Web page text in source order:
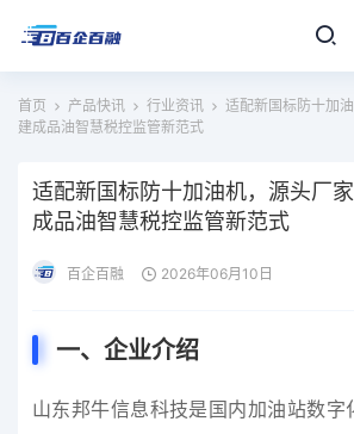
首页 产品快讯 行业资讯
适配新国标防十加
建成品油智慧税控监管新范式
适配新国标防十加油机，源头厂
成品油智慧税控监管新范式
百企百融 2026年06月10日
一、企业介绍
山东邦牛信息科技是国内加油站数字